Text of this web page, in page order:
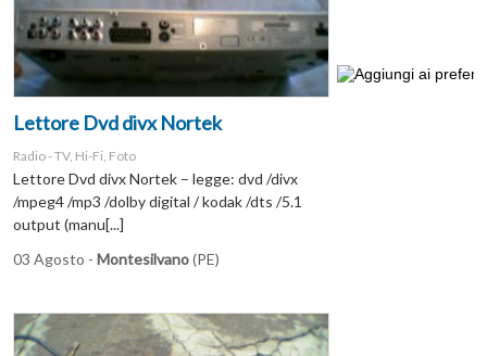
Lettore Dvd divx Nortek
Radio - TV, Hi-Fi, Foto
Lettore Dvd divx Nortek – legge: dvd /divx
/mpeg4 /mp3 /dolby digital / kodak /dts /5.1
output (manu[...]
03 Agosto - Montesilvano(PE)